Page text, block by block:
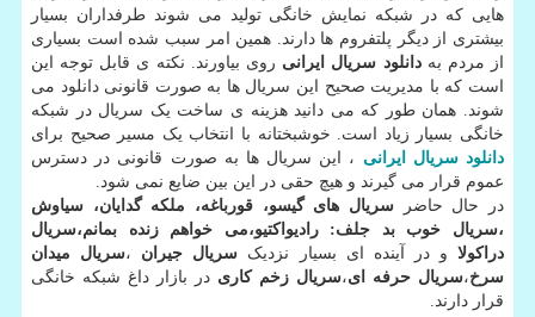
هایی که در شبکه نمایش خانگی تولید می شوند طرفداران بسیار
بیشتری از دیگر پلتفروم ها دارند. همین امر سبب شده است بسیاری
از مردم بهدانلود سریال ایرانی روی بیاورند. نکته ی قابل توجه این
است که با مدیریت صحیح این سریال ها به صورت قانونی دانلود می
شوند. همان طور که می دانید هزینه ی ساخت یک سریال در شبکه
خانگی بسیار زیاد است. خوشبختانه با انتخاب یک مسیر صحیح برای
دانلود سریال ایرانی ، این سریال ها به صورت قانونی در دسترس
عموم قرار می گیرند و هیچ حقی در این بین ضایع نمی شود.
در حال حاضر سریال های گیسو، قورباغه، ملکه گدایان، سیاوش
،سریال خوب بد جلف: رادیواکتیو،می خواهم زنده بمانم،سریال
دراکولاو در آینده ای بسیار نزدیک سریال جیران ،سریال میدان
سرخ،سریال حرفه ای،سریال زخم کاری در بازار داغ شبکه خانگی
قرار دارند.